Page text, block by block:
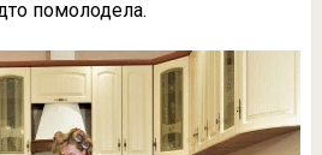
помолодела.